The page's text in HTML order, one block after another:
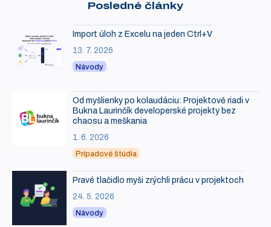
Posledné články
Import úloh z Excelu na jeden Ctrl+V
13. 7. 2026
Návody
Od myšlienky po kolaudáciu: Projektově riadi v
Bukna Laurinčík developerské projekty bez
chaosu a meškania
1. 6. 2026
Prípadové štúdia
Pravé tlačidlo myši zrýchli prácu v projektoch
24. 5. 2026
Návody